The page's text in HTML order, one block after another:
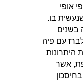
אופי
בו.
בשנים
עם פיה
היתרונות
אשר